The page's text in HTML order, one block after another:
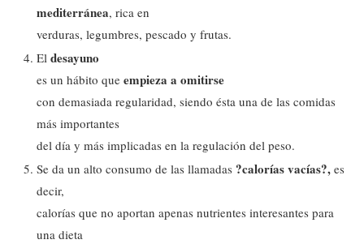
mediterránea, rica en
verduras, legumbres, pescado y frutas.
El desayuno
es un hábito que empieza a omitirse
con demasiada regularidad, siendo ésta una de las comidas
más importantes
del día y más implicadas en la regulación del peso.
Se da un alto consumo de las llamadas ?calorías vacías?, es
decir,
calorías que no aportan apenas nutrientes interesantes para
una dieta